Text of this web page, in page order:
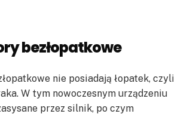
bezłopatkowe
nie posiadają łopatek, czyli
W tym nowoczesnym urządzeniu
przez silnik, po czym